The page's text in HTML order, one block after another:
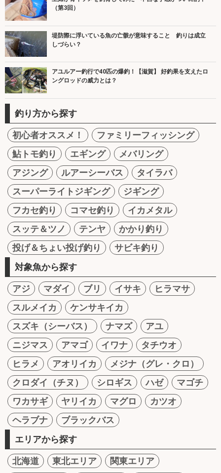
（第3回）
堤防際に浮いている魚の亡骸が意味すること 釣りは成立
しづらい？
アユルアー釣行で40匹の爆釣！【滋賀】 好釣果を支えたロ
ングロッドの威力とは？
釣り方から探す
初心者オススメ！
ファミリーフィッシング
鮎トモ釣り
エギング
メバリング
アジング
ルアーシーバス
タイラバ
スーパーライトジギング
ジギング
フカセ釣り
コマセ釣り
イカメタル
スッテ＆ツノ
テンヤ
かかり釣り
投げ＆ちょい投げ釣り
サビキ釣り
対象魚から探す
アジ マダイ ブリ イサキ
ヒラマサ
スルメイカ
ケンサキイカ
スズキ（シーバス）
ナマズ
アユ
ニジマス
アマゴ イワナ
タチウオ
ヒラメ
アオリイカ
メジナ（グレ・クロ）
クロダイ（チヌ）
シロギス ハゼ
マゴチ
ワカサギ
ヤリイカ マグロ
カツオ
ヘラブナ
ブラックバス
エリアから探す
北海道 東北エリア
関東エリア